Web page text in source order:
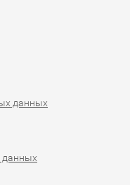
данных
данных